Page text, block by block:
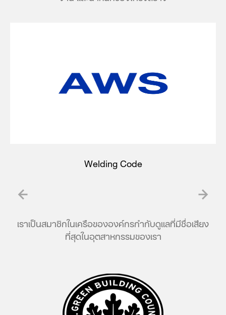
Welding Code
เราเป็นสมาชิกในเครือขององค์กรกำกับดูแลที่มีชื่อเสียง
ที่สุดในอุตสาหกรรมของเรา